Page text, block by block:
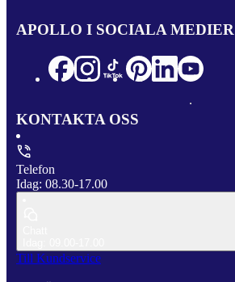
APOLLO I SOCIALA MEDIER
KONTAKTA OSS
Telefon
Idag: 08.30-17.00
Till Kundservice